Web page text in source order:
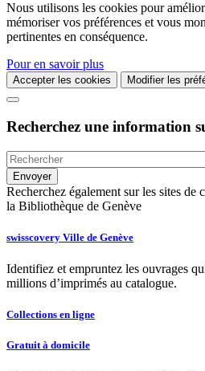
Nous utilisons les cookies pour
mémoriser vos préférences et vous
pertinentes en conséquence.
Pour en savoir plus
Accepter les cookies Modifier les
Recherchez une information
Recherchez également sur les sites de
la Bibliothèque de Genève
swisscovery Ville de Genève
Identifiez et empruntez les ouvrages
millions d’imprimés au catalogue.
Collections en ligne
Gratuit à domicile